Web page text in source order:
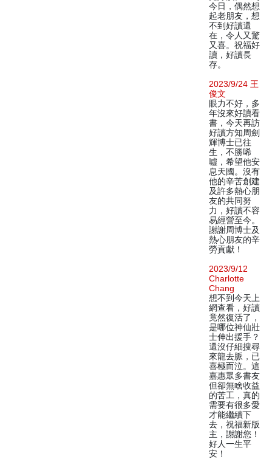
今日，偶然想
起老朋友，想
不到好讀還
在，令人又驚
又喜。祝福好
讀，好讀長
存。
2023/9/24 王
俊文
眼力不好，多
年沒來好讀看
書，今天再訪
好讀方知周劍
輝博士已往
生，不勝唏
噓，希望他安
息天國。沒有
他的辛苦創建
及許多熱心朋
友的共同努
力，好讀不容
易經營至今。
謝謝周博士及
熱心朋友的辛
勞貢獻！
2023/9/12
Charlotte
Chang
想不到今天上
網查看，好讀
竟然復活了，
是哪位神仙壯
士伸出援手？
還沒仔細搜尋
來龍去脈，已
喜極而泣。這
嘉惠眾多書友
但卻無啥收益
的苦工，真的
需要有很多愛
才能繼續下
去，祝福新版
主，謝謝您！
好人一生平
安！